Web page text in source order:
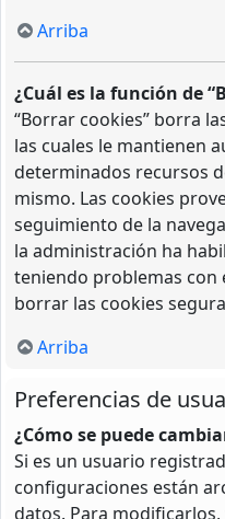
Arriba
¿Cuál es la función de
“Borrar cookies” borra
las cuales le mantienen
determinados recursos
mismo. Las cookies
seguimiento de la
la administración ha
teniendo problemas con
borrar las cookies
Arriba
Preferencias de
¿Cómo se puede
Si es un usuario
configuraciones están
datos. Para